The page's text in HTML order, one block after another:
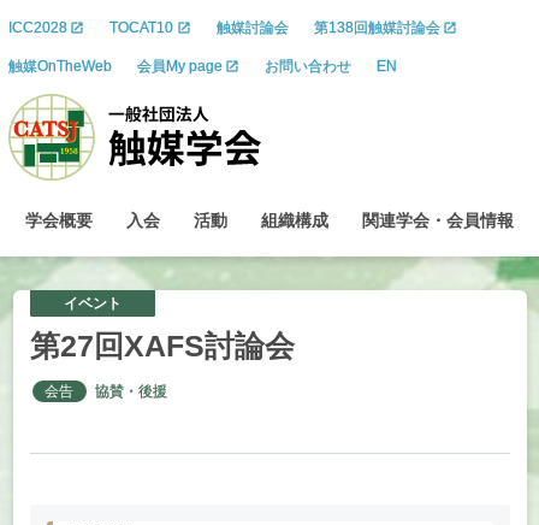
ICC2028 TOCAT10 触媒討論会 第138回触媒討論会
触媒OnTheWeb 会員My page お問い合わせ EN
学会概要 入会 活動 組織構成 関連学会 ・ 会員情報
イベント
第27 回XAFS討論会
会告 協賛・後援